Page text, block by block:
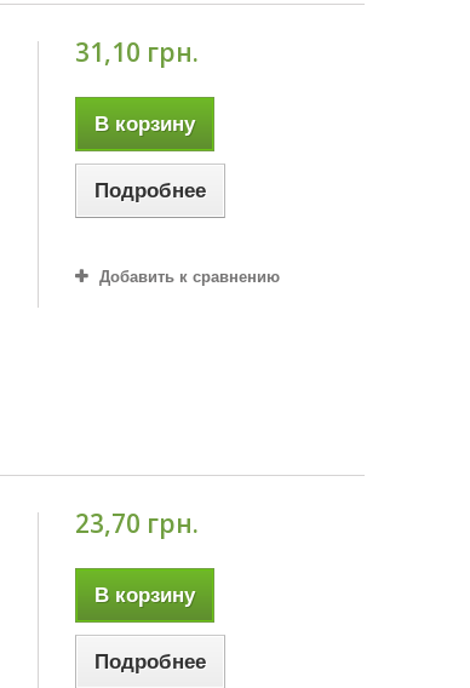
31,10 грн.
В корзину
Подробнее
Добавить к сравнению
23,70 грн.
В корзину
Подробнее